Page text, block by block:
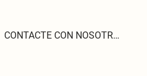
CONTACTE CON NOSOTROS